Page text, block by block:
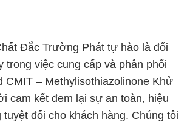
Đắc Trường Phát tự hào là đối
trong việc cung cấp và phân phối
CMIT – Methylisothiazolinone Khử
cam kết đem lại sự an toàn, hiệu
tuyệt đối cho khách hàng. Chúng tôi